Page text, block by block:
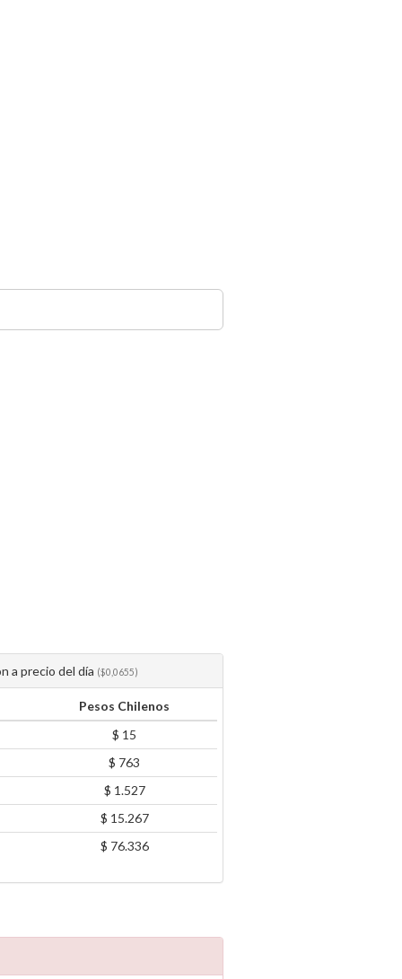
a precio del día ($0,0655)
Pesos Chilenos
$ 15
$ 763
$ 1.527
$ 15.267
$ 76.336